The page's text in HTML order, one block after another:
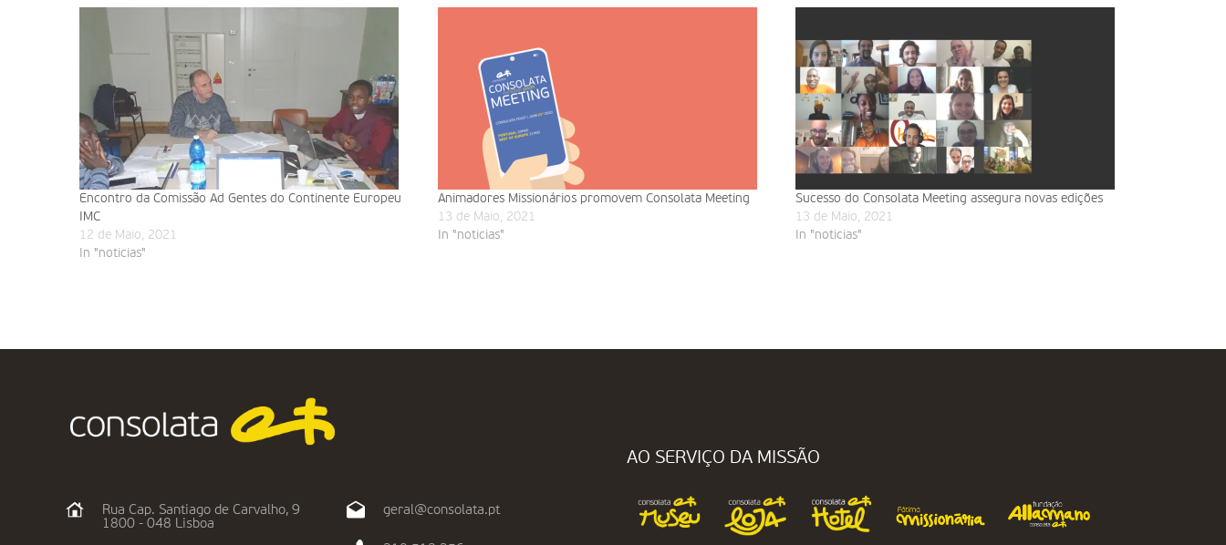
Encontro da Comissão Ad Gentes do Continente Europeu
IMC
12 de Maio, 2021
In "noticias"
Animadores Missionários promovem Consolata Meeting
13 de Maio, 2021
In "noticias"
Sucesso do Consolata Meeting assegura novas edições
13 de Maio, 2021
In "noticias"
Rua Cap. Santiago de Carvalho, 9
1800 - 048 Lisboa
geral@consolata.pt
AO SERVIÇO DA MISSÃO